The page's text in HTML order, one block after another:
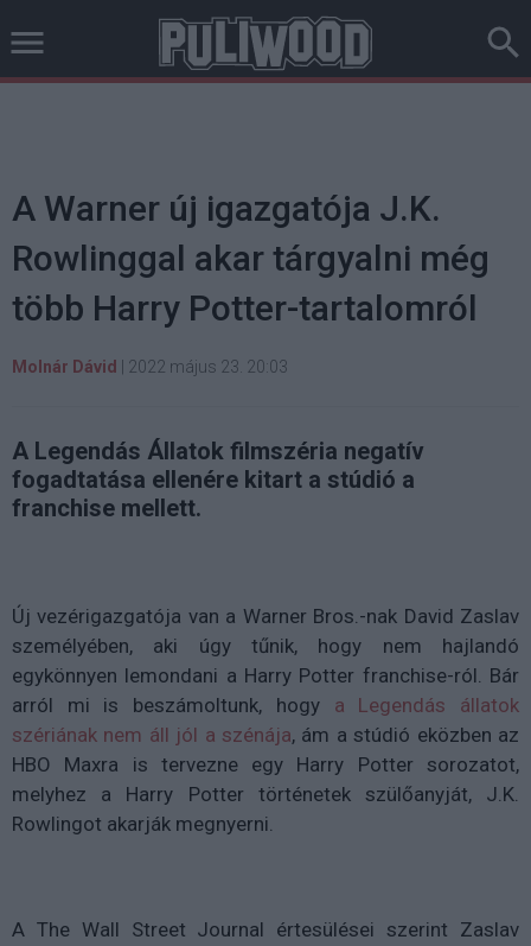
A Warner új igazgatója J.K.
Rowlinggal akar tárgyalni még
több Harry Potter-tartalomról
Molnár Dávid 2022 május 23. 20:03
A Legendás Állatok filmszéria negatív
fogadtatása ellenére kitart a stúdió a
franchise mellett.
Új vezérigazgatója van a Warner Bros.-nak David Zaslav
személyében, aki úgy tűnik, hogy nem hajlandó
egykönnyen lemondani a Harry Potter franchise-ról. Bár
arról mi is beszámoltunk, hogy a Legendás állatok
szériának nem áll jól a szénája, ám a stúdió eközben az
HBO Maxra is tervezne egy Harry Potter sorozatot,
melyhez a Harry Potter történetek szülőanyját, J.K.
Rowlingot akarják megnyerni.
A The Wall Street Journal értesülései szerint Zaslav